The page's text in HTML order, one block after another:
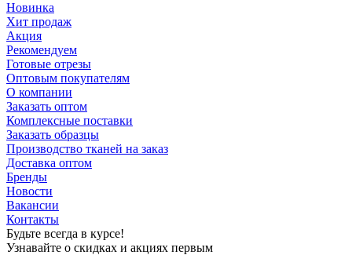
Новинка
Хит продаж
Акция
Рекомендуем
Готовые отрезы
Оптовым покупателям
О компании
Заказать оптом
Комплексные поставки
Заказать образцы
Производство тканей на заказ
Доставка оптом
Бренды
Новости
Вакансии
Контакты
Будьте всегда в курсе!
Узнавайте о скидках и акциях первым